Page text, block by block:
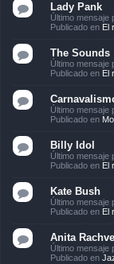
Lady Pank
Último mensaje
Publicado en El
The Sounds
Último mensaje
Publicado en El
Último mensaje
Publicado en
Billy Idol
Último mensaje
Publicado en El
Kate Bush
Último mensaje
Publicado en El
Anita
Último mensaje
Publicado en